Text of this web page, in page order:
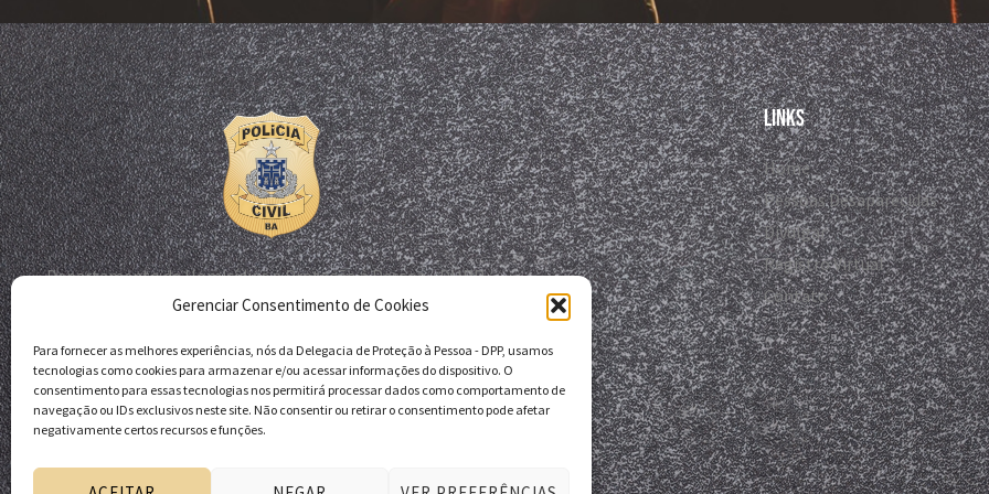
Gerenciar Consentimento de Cookies
Para fornecer as melhores experiências, nós da Delegacia de Proteção à Pessoa - DPP, usamos
tecnologias como cookies para armazenar e/ou acessar informações do dispositivo. O
consentimento para essas tecnologias nos permitirá processar dados como comportamento de
navegação ou IDs exclusivos neste site. Não consentir ou retirar o consentimento pode afetar
negativamente certos recursos e funções.
Departamento de Homicídios e Proteção à Pessoa - DHPP
Delegacia de Proteção à Pessoa - DPP
Links
Home
Pessoas Desaparecidas
Divulgar
Registro Virtual
Contato